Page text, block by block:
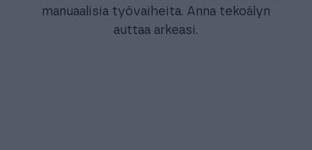
manuaalisia työvaiheita. Anna tekoälyn
auttaa arkeasi.